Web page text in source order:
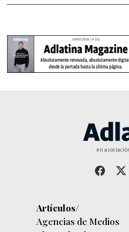
en
Artículos/
Agencias de Medios